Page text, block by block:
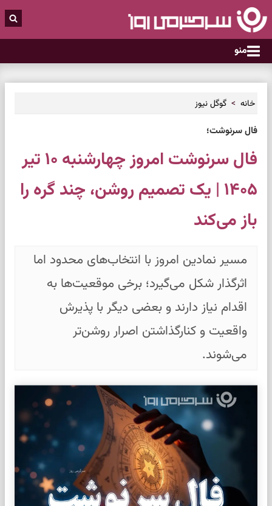
منو
خانه گوگل نیوز
فال سرنوشت؛
فال سرنوشت امروز چهارشنبه ۱۰ تیر
۱۴۰۵ | یک تصمیم روشن، چند گره را
باز می‌کند
مسیر نمادین امروز با انتخاب‌های محدود اما
اثرگذار شکل می‌گیرد؛ برخی موقعیت‌ها به
اقدام نیاز دارند و بعضی دیگر با پذیرش
واقعیت و کنارگذاشتن اصرار روشن‌تر
می‌شوند.